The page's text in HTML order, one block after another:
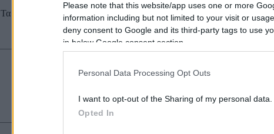
Please note that this website/app uses one or more
information including but not limited to your visit or
deny consent to Google and its third-party tags to use
in below Google consent section.
Personal Data Processing Opt Outs
I want to opt-out of the Sharing of my personal data.
Opted In
Τα υποχρεωτικά πεδία σημειώνονται με*